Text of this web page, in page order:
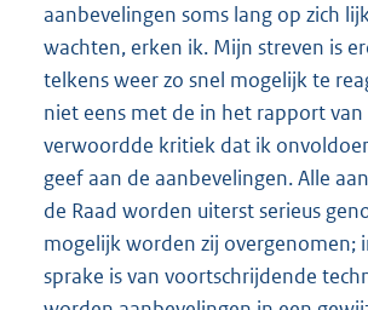
aanbevelingen soms lang op zich
wachten, erken ik. Mijn streven is
telkens weer zo snel mogelijk te
niet eens met de in het rapport van
verwoordde kritiek dat ik
geef aan de aanbevelingen. Alle
de Raad worden uiterst serieus
mogelijk worden zij overgenomen;
sprake is van voortschrijdende